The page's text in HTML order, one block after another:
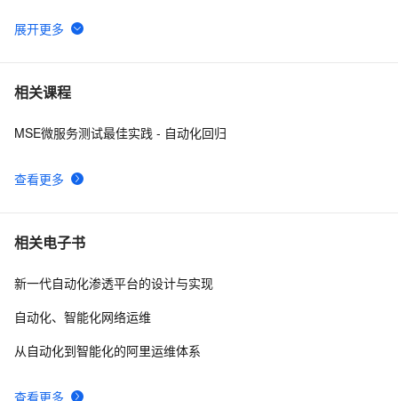
6 征文分享｜OceanBase 3.1.2 数据库性能测试探索
7 【实测】django测试平台的各种权限管理设计解决方案！
8 2022渗透测试-反弹shell的详细讲解
9 Matlab+Qt开发笔记（一）：matlab搭建Qt开发matlib环
10
相关课程
查看更多
MSE微服务测试最佳实践 - 自动化回归
相关电子书
查看更多
新一代自动化渗透平台的设计与实现
自动化、智能化网络运维
从自动化到智能化的阿里运维体系